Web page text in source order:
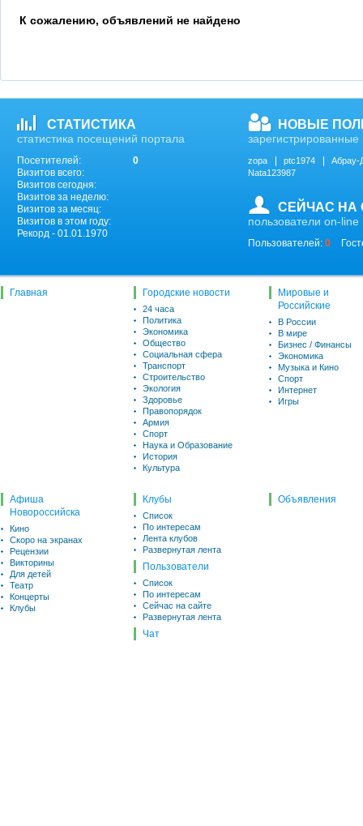
К сожалению, объявлений не найдено
СТАТИСТИКА
статистика посещений портала
Посетителей:
0
Визитов всего:
Визитов сегодня:
Визитов за неделю:
Визитов за месяц:
Визитов в этом году:
Рекорд - 01.01.1970
НОВЫЕ
зарегистрированные
zopa ptc1974
Абрау-
Nata123987
СЕЙЧАС НА
пользователи on-line
Пользователей: 0
Главная Городские новости
24 часа
Политика
Экономика
Общество
Социальная сфера
Транспорт
Строительство
Экология
Здоровье
Правопорядок
Армия
Спорт
Наука и Образование
История
Культура
Мировые и
Российские
В России
В мире
Бизнес / Финансы
Экономика
Музыка и Кино
Спорт
Интернет
Игры
Афиша
Новороссийска
Кино
Скоро на экранах
Рецензии
Викторины
Для детей
Театр
Концерты
Клубы
Клубы
Список
По интересам
Лента клубов
Развернутая лента
Пользователи
Список
По интересам
Сейчас на сайте
Развернутая лента
Чат
Объявления